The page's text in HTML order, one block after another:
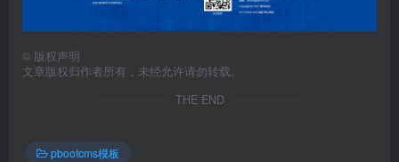
© 版权声明
文章版权归作者所有，未经允许请勿转载。
THE END
pbootcms模板